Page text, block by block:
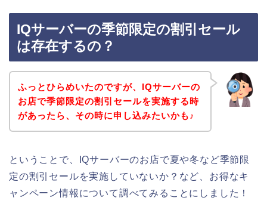
IQサーバーの季節限定の割引セール
は存在するの？
ふっとひらめいたのですが、IQサーバーの
お店で季節限定の割引セールを実施する時
があったら、その時に申し込みたいかも♪
ということで、IQサーバーのお店で夏や冬など季節限
定の割引セールを実施していないか？など、お得なキ
ャンペーン情報について調べてみることにしました！